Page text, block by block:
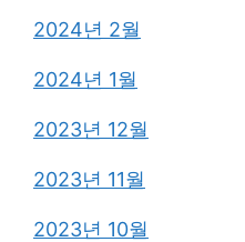
2024년 2월
2024년 1월
2023년 12월
2023년 11월
2023년 10월